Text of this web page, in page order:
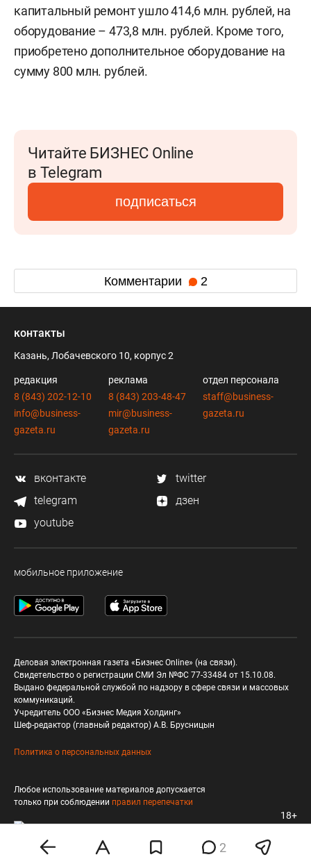
капитальный ремонт ушло 414,6 млн. рублей, на
оборудование – 473,8 млн. рублей. Кроме того,
приобретено дополнительное оборудование на
сумму 800 млн. рублей.
Читайте БИЗНЕС Online
в Telegram
подписаться
Комментарии 2
2
контакты
Казань, Лобачевского 10, корпус 2
редакция
8 (843) 202-12-10
info@business-
gazeta.ru
реклама
8 (843) 203-48-47
mir@business-
gazeta.ru
отдел персонала
staff@business-
gazeta.ru
вконтакте
twitter
telegram
дзен
youtube
мобильное приложение
Деловая электронная газета «Бизнес Online» (на связи).
Свидетельство о регистрации СМИ Эл №ФС 77-33484 от 15.10.08.
Выдано федеральной службой по надзору в сфере связи и массовых
коммуникаций.
Учредитель ООО «Бизнес Медия Холдинг»
Шеф-редактор (главный редактор) А.В. Брусницын
Политика о персональных данных
Любое использование материалов допускается
только при соблюдении правил перепечатки
18+